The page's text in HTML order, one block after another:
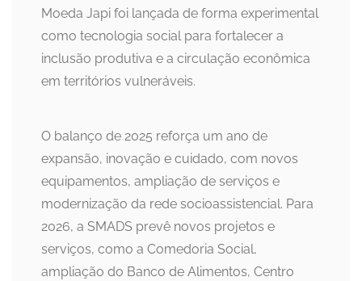
Moeda Japi foi lançada de forma experimental
como tecnologia social para fortalecer a
inclusão produtiva e a circulação econômica
em territórios vulneráveis.
O balanço de 2025 reforça um ano de
expansão, inovação e cuidado, com novos
equipamentos, ampliação de serviços e
modernização da rede socioassistencial. Para
2026, a SMADS prevê novos projetos e
serviços, como a Comedoria Social,
ampliação do Banco de Alimentos, Centro